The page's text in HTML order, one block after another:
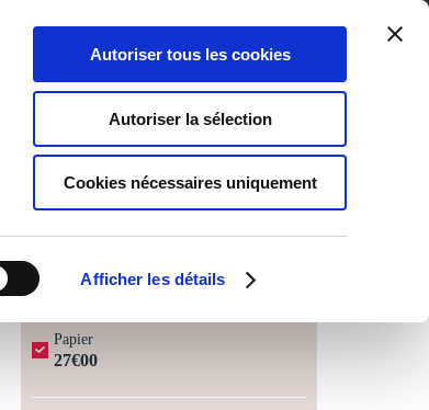
Afficher les détails
Autoriser tous les cookies
Autoriser la sélection
Cookies nécessaires uniquement
0
Panier
0
Ma liste
Connexion
⏱️
Papier
27€00